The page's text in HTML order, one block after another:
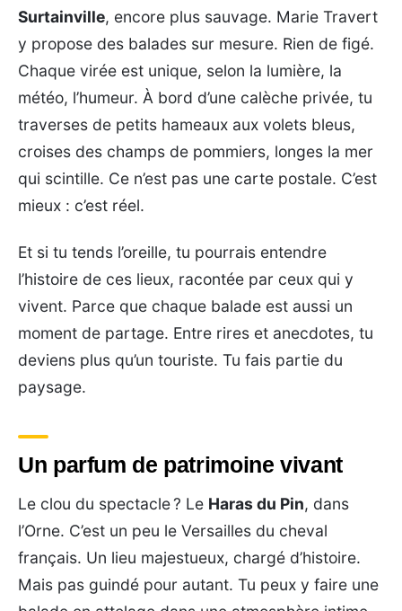
Surtainville, encore plus sauvage. Marie Travert
y propose des balades sur mesure. Rien de figé.
Chaque virée est unique, selon la lumière, la
météo, l’humeur. À bord d’une calèche privée, tu
traverses de petits hameaux aux volets bleus,
croises des champs de pommiers, longes la mer
qui scintille. Ce n’est pas une carte postale. C’est
mieux : c’est réel.
Et si tu tends l’oreille, tu pourrais entendre
l’histoire de ces lieux, racontée par ceux qui y
vivent. Parce que chaque balade est aussi un
moment de partage. Entre rires et anecdotes, tu
deviens plus qu’un touriste. Tu fais partie du
paysage.
Un parfum de patrimoine vivant
Le clou du spectacle ? Le Haras du Pin, dans
l’Orne. C’est un peu le Versailles du cheval
français. Un lieu majestueux, chargé d’histoire.
Mais pas guindé pour autant. Tu peux y faire une